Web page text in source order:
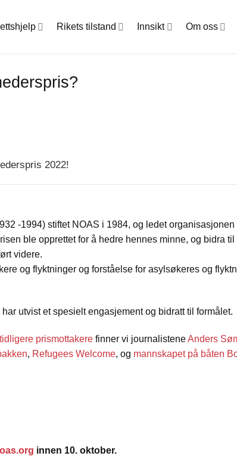
Rikets tilstand Innsikt Om oss
2022!
-1994) stiftet NOAS i 1984, og ledet organisasjonen
ble opprettet for å hedre hennes minne, og bidra
videre.
og flyktninger og forståelse for asylsøkeres og
utvist et spesielt engasjement og bidratt til formålet.
tidligere prismottakere finner vi journalisteneAnders
, Refugees Welcome, og mannskapet på båten
innen 10. oktober.